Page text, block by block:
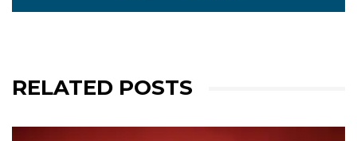
RELATED POSTS